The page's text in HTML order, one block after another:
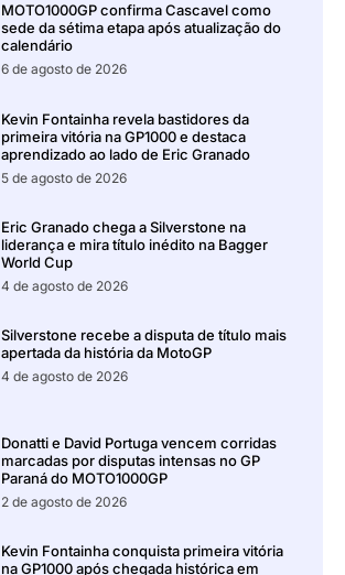
MOTO1000GP confirma Cascavel como
sede da sétima etapa após atualização do
calendário
6 de agosto de 2026
Kevin Fontainha revela bastidores da
primeira vitória na GP1000 e destaca
aprendizado ao lado de Eric Granado
5 de agosto de 2026
Eric Granado chega a Silverstone na
liderança e mira título inédito na Bagger
World Cup
4 de agosto de 2026
Silverstone recebe a disputa de título mais
apertada da história da MotoGP
4 de agosto de 2026
Donatti e David Portuga vencem corridas
marcadas por disputas intensas no GP
Paraná do MOTO1000GP
2 de agosto de 2026
Kevin Fontainha conquista primeira vitória
na GP1000 após chegada histórica em